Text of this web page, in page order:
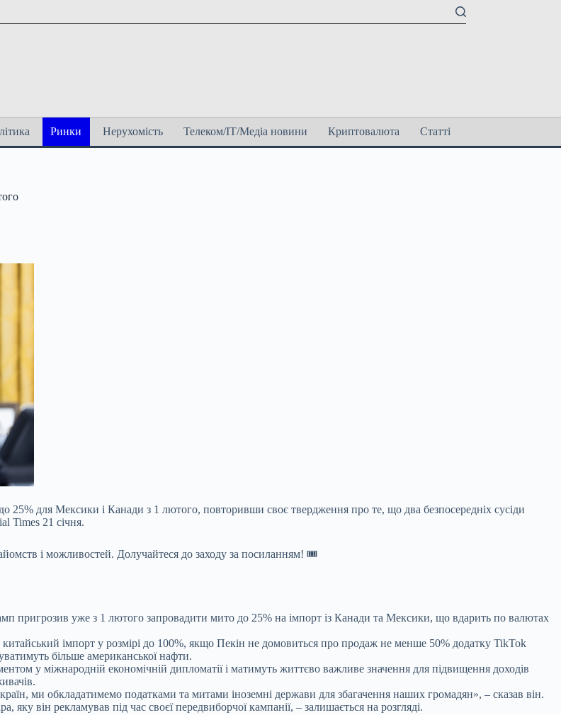
Ринки Нерухомість Телеком/ІТ/Медіа новини Криптовалюта Статті
для Мексики і Канади з 1 лютого, повторивши своє твердження про те, що два безпосередніх сусіди
Times 21 січня.
і можливостей. Долучайтеся до заходу за посиланням! 🎟
пригрозив уже з 1 лютого запровадити мито до 25% на імпорт із Канади та Мексики, що вдарить по валютах
імпорт у розмірі до 100%, якщо Пекін не домовиться про продаж не менше 50% додатку TikTok
більше американської нафти.
у міжнародній економічній дипломатії і матимуть життєво важливе значення для підвищення доходів
ми обкладатимемо податками та митами іноземні держави для збагачення наших громадян», – сказав він.
він рекламував під час своєї передвиборчої кампанії, – залишається на розгляді.